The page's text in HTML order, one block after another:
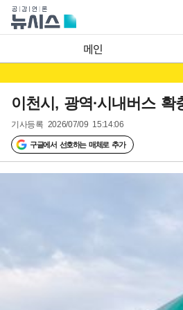
메인
이천시, 광역·시내버스
기사등록 2026/07/09 15:14:06
구글에서 선호하는 매체로 추가